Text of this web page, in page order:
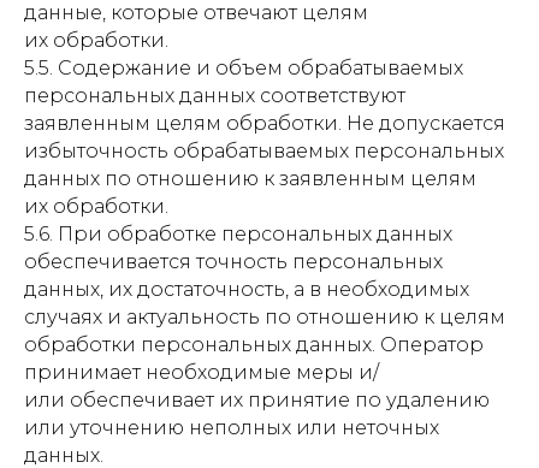
данные, которые отвечают целям
их обработки.
5.5. Содержание и объем обрабатываемых
персональных данных соответствуют
заявленным целям обработки. Не допускается
избыточность обрабатываемых персональных
данных по отношению к заявленным целям
их обработки.
5.6. При обработке персональных данных
обеспечивается точность персональных
данных, их достаточность, а в необходимых
случаях и актуальность по отношению к целям
обработки персональных данных. Оператор
принимает необходимые меры и/
или обеспечивает их принятие по удалению
или уточнению неполных или неточных
данных.